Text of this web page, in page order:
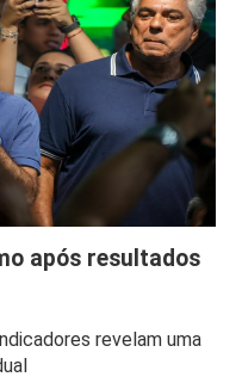
após resultados
revelam uma